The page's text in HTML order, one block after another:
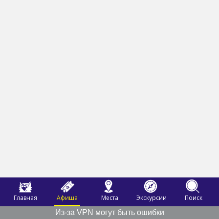
Главная Афиша Места Экскурсии
Поиск
Из-за VPN могут быть ошибки